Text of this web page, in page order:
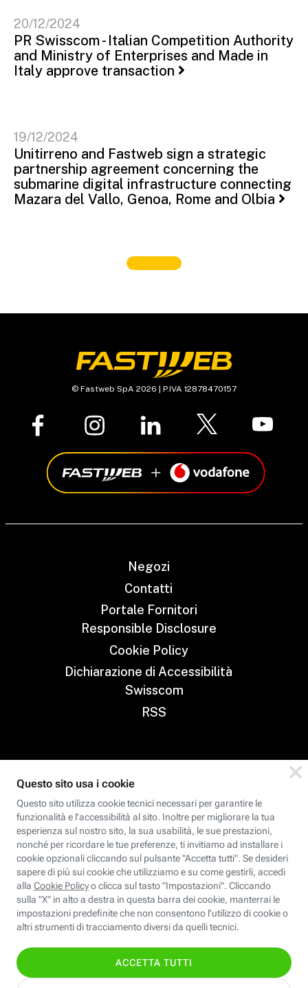
20/12/2024
PR Swisscom - Italian Competition Authority
and Ministry of Enterprises and Made in
Italy approve transaction
19/12/2024
Unitirreno and Fastweb sign a strategic
partnership agreement concerning the
submarine digital infrastructure connecting
Mazara del Vallo, Genoa, Rome and Olbia
© Fastweb SpA 2026 | P.IVA 12878470157
Negozi
Contatti
Portale Fornitori
Responsible Disclosure
Cookie Policy
Dichiarazione di Accessibilità
Swisscom
RSS